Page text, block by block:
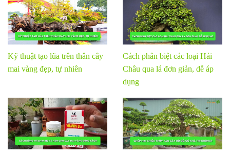
Kỹ thuật tạo lũa trên thân cây
mai vàng đẹp, tự nhiên
Cách phân biệt các loại Hải
Châu qua lá đơn giản, dễ áp
dụng